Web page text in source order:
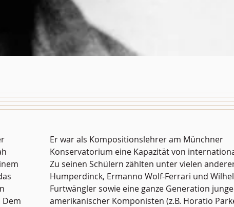
Er war als Kompositionslehrer am Münchner
Konservatorium eine Kapazität von
Zu seinen Schülern zählten unter vielen
Humperdinck, Ermanno Wolf-Ferrari und
Furtwängler sowie eine ganze Generation
amerikanischer Komponisten (z.B. Horatio